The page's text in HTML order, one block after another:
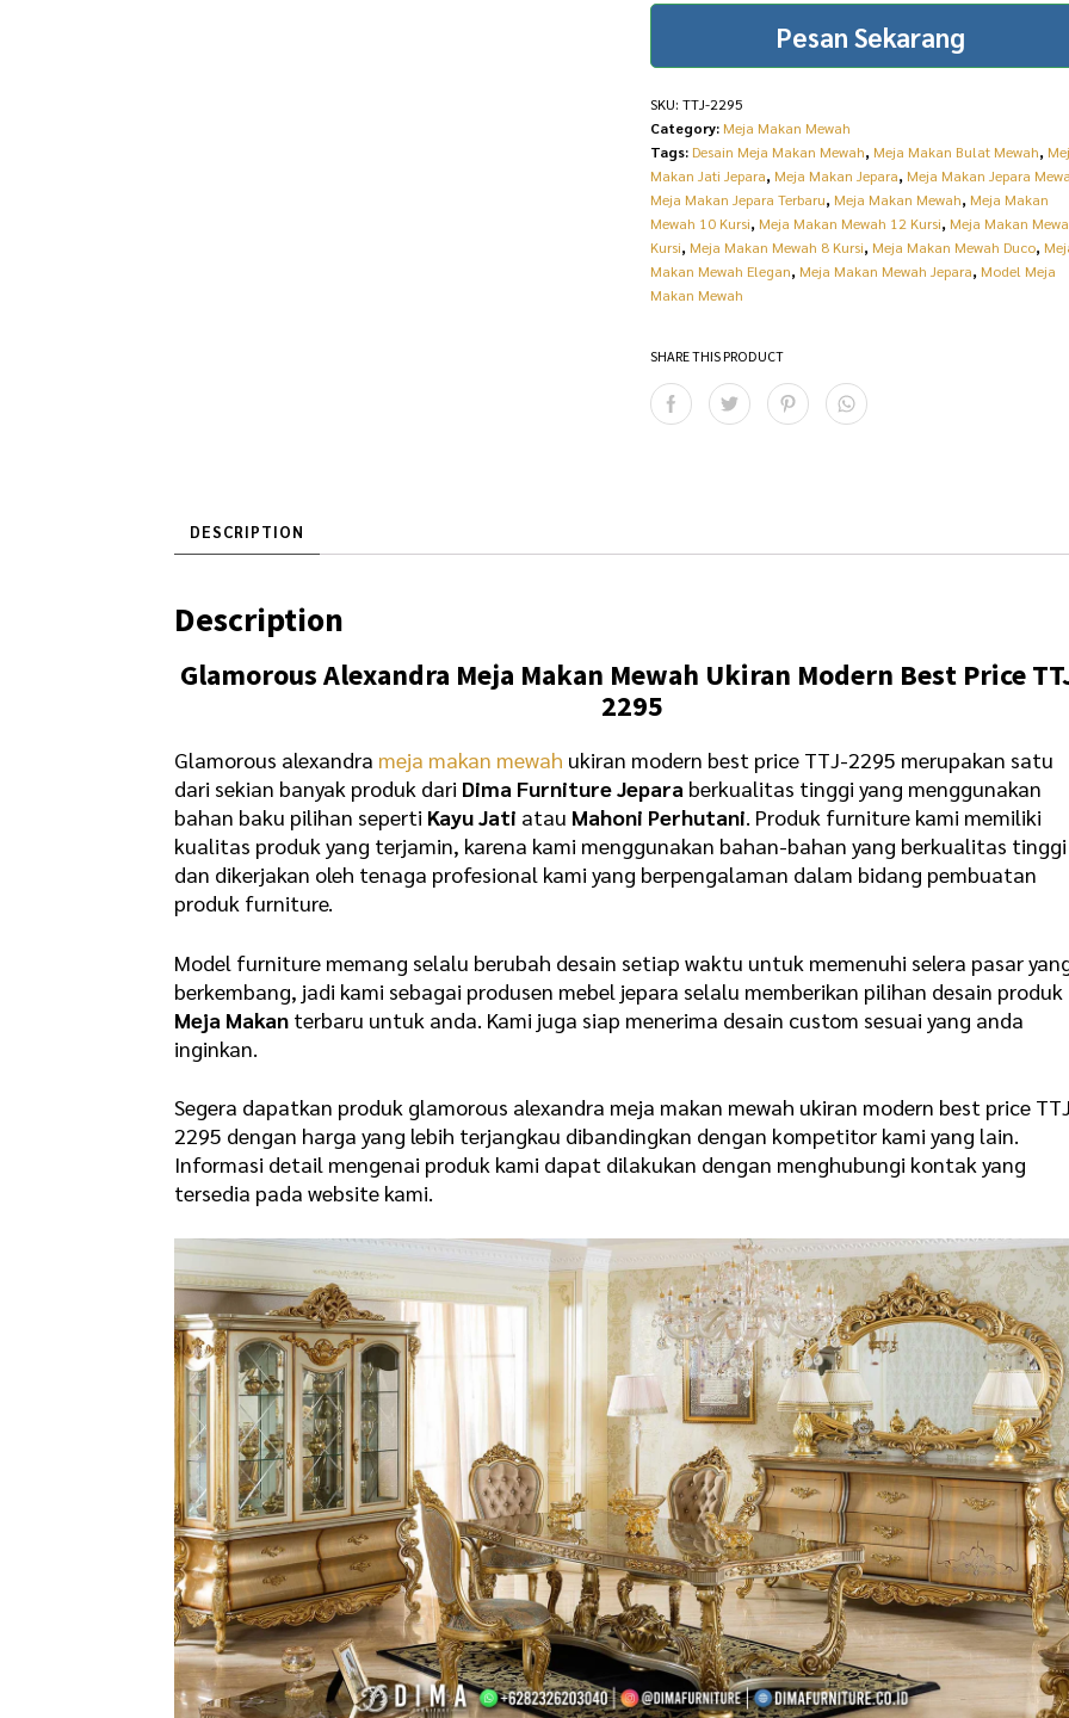
w
s
:
R
p
3
0
0
.
s
p
3
4
.
0
Price TTJ-2295 quantity
Pesan Sekarang
SKU:TTJ-2295
Category: Meja Makan Mewah
Tags: Desain Meja Makan Mewah, Meja Makan Bulat Mewah,
Makan Jati Jepara, Meja Makan Jepara, Meja Makan Jepara
Meja Makan Jepara Terbaru, Meja Makan Mewah, Meja Makan
Mewah 10 Kursi, Meja Makan Mewah 12 Kursi, Meja Makan
Kursi, Meja Makan Mewah 8 Kursi, Meja Makan Mewah Duco,
Makan Mewah Elegan, Meja Makan Mewah Jepara, Model Meja
Makan Mewah
SHARE THIS PRODUCT
DESCRIPTION
Description
Glamorous Alexandra Meja Makan Mewah Ukiran Modern Best Price
2295
Glamorous alexandra meja makan mewah ukiran modern best price TTJ-2295 merupakan satu
dari sekian banyak produk dari Dima Furniture Jepara berkualitas tinggi yang menggunakan
bahan baku pilihan seperti Kayu Jati atau Mahoni Perhutani. Produk furniture kami memiliki
kualitas produk yang terjamin, karena kami menggunakan bahan-bahan yang berkualitas tinggi
dan dikerjakan oleh tenaga profesional kami yang berpengalaman dalam bidang pembuatan
produk furniture.
Model furniture memang selalu berubah desain setiap waktu untuk memenuhi selera pasar
berkembang, jadi kami sebagai produsen mebel jepara selalu memberikan pilihan desain produk
Meja Makan terbaru untuk anda. Kami juga siap menerima desain custom sesuai yang anda
inginkan.
Segera dapatkan produk glamorous alexandra meja makan mewah ukiran modern best price
2295 dengan harga yang lebih terjangkau dibandingkan dengan kompetitor kami yang lain.
Informasi detail mengenai produk kami dapat dilakukan dengan menghubungi kontak yang
tersedia pada website kami.